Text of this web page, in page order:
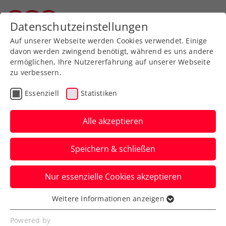
Zurück zur Newsübersicht
Verbands-Info
Ein Kennenlernen des
neuen Tennis-Europe-
Präsidenten
Der ÖTV ist bei der Tennis-Europe-
Generalversammlung in Portoroz
mittendrin statt nur dabei.
Verfasst von: Manuel Wachta, 25.03.2024
Datenschutzeinstellungen
Auf unserer Webseite werden Cookies verwendet. Einige
davon werden zwingend benötigt, während es uns andere
ermöglichen, Ihre Nutzererfahrung auf unserer Webseite
zu verbessern.
Essenziell Statistiken
Alle akzeptieren
Speichern & schließen
Nur essenzielle Cookies akzeptieren
Essenziell
Essenzielle Cookies werden für grundlegende
Weitere Informationen anzeigen
Powered by